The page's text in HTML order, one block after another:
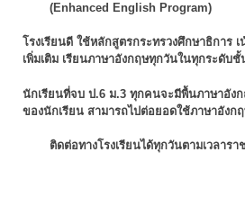
(Enhanced English Program)
โรงเรียนดี ใช้หลักสูตรกระทรวงศึกษาธิการ
เพิ่มเติม เรียนภาษาอังกฤษทุกวันในทุกระดับชั้
นักเรียนที่จบ ป.6 ม.3 ทุกคนจะมีพื้นภาษาอัง
ของนักเรียน สามารถไปต่อยอดใช้ภาษาอังก
ติดต่อทางโรงเรียนได้ทุกวันตามเวลารา